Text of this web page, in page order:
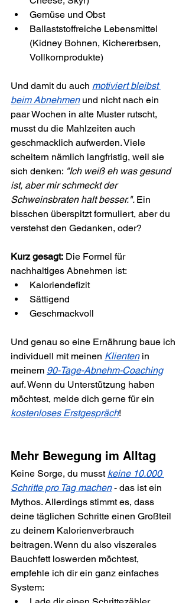
Gemüse und Obst
Ballaststoffreiche Lebensmittel
(Kidney Bohnen, Kichererbsen,
Vollkornprodukte)
Und damit du auch motiviert bleibst
beim Abnehmen und nicht nach ein
paar Wochen in alte Muster rutscht,
musst du die Mahlzeiten auch
geschmacklich aufwerden. Viele
scheitern nämlich langfristig, weil sie
sich denken: "Ich weiß eh was gesund
ist, aber mir schmeckt der
Schweinsbraten halt besser.". Ein
bisschen überspitzt formuliert, aber du
verstehst den Gedanken, oder?
Kurz gesagt: Die Formel für
nachhaltiges Abnehmen ist:
Kaloriendefizit
Sättigend
Geschmackvoll
Und genau so eine Ernährung baue ich
individuell mit meinen Klienten in
meinem 90-Tage-Abnehm-Coaching
auf. Wenn du Unterstützung haben
möchtest, melde dich gerne für ein
kostenloses Erstgespräch!
Mehr Bewegung im Alltag
Keine Sorge, du musst keine 10.000
Schritte pro Tag machen - das ist ein
Mythos. Allerdings stimmt es, dass
deine täglichen Schritte einen Großteil
zu deinem Kalorienverbrauch
beitragen. Wenn du also viszerales
Bauchfett loswerden möchtest,
empfehle ich dir ein ganz einfaches
System: